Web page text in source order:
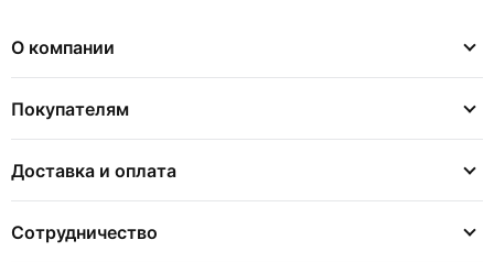
О компании
Покупателям
Доставка и оплата
Сотрудничество